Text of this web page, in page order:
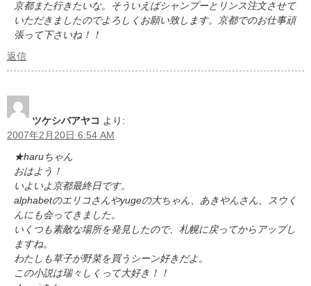
京都また行きたいな。そういえばシャンプーとリンス注文させて
いただきましたのでよろしくお願い致します。京都でのお仕事頑
張って下さいね！！
返信
ツケシバアヤコ より:
2007年2月20日 6:54 AM
★haruちゃん
おはよう！
いよいよ京都最終日です。
alphabetのエリコさんやyugeの大ちゃん、あきやんさん、スウく
んにも会ってきました。
いくつも素敵な場所を発見したので、札幌に戻ってからアップし
ますね。
わたしも草子が野菜を買うシーン好きだよ。
この小説は瑞々しくって大好き！！